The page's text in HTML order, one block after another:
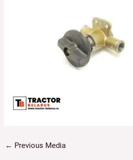
← Previous Media